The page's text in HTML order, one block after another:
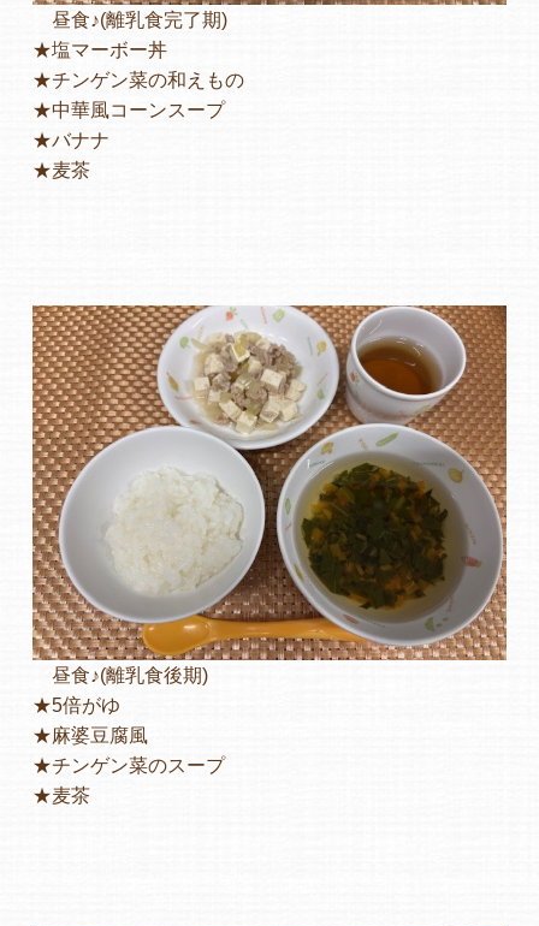
昼食♪(離乳食完了期)
★塩マーボー丼
★チンゲン菜の和えもの
★中華風コーンスープ
★バナナ
★麦茶
昼食♪(離乳食後期)
★5倍がゆ
★麻婆豆腐風
★チンゲン菜のスープ
★麦茶